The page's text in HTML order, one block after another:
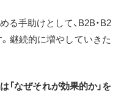
る手助けとして、B2B・B2
継続的に増やしていきた
「なぜそれが効果的か」を